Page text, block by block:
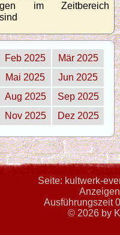
im Zeitbereich
Feb 2025
Mär 2025
Mai 2025
Jun 2025
Aug 2025
Sep 2025
Nov 2025 Dez 2025
Seite: kultwerk-
Ausführungszeit
© 2026 by